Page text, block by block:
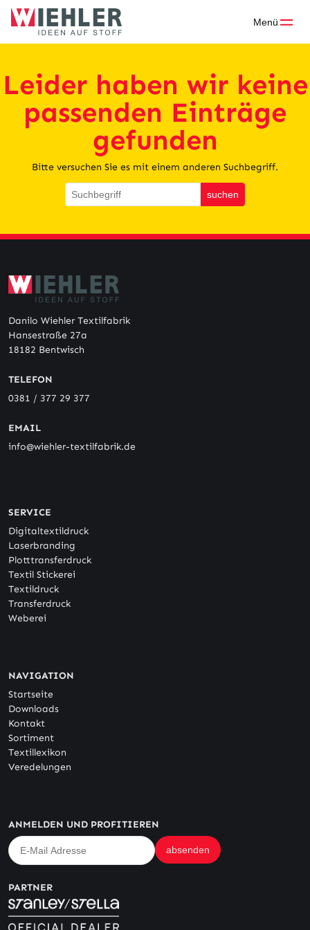
Skip
Menü
Leider haben wir keine
passenden Einträge
gefunden
Bitte versuchen Sie es mit einem anderen Suchbegriff.
suchen
Danilo Wiehler Textilfabrik
Hansestraße 27a
18182 Bentwisch
TELEFON
0381 / 377 29 377
EMAIL
info@wiehler-textilfabrik.de
SERVICE
Digitaltextildruck
Laserbranding
Plotttransferdruck
Textil Stickerei
Textildruck
Transferdruck
Weberei
NAVIGATION
Startseite
Downloads
Kontakt
Sortiment
Textillexikon
Veredelungen
ANMELDEN UND PROFITIEREN
PARTNER